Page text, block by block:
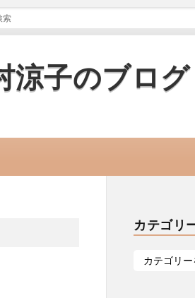
涼子のブログ
カテゴリ